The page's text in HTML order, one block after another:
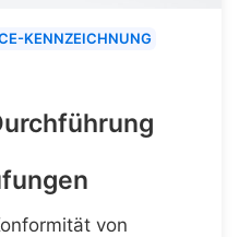
KENNZEICHNUNG
von